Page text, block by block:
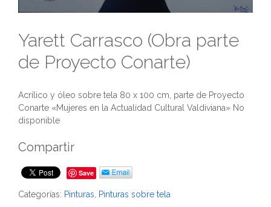
Yarett Carrasco (Obra parte
de Proyecto Conarte)
Acrílico y óleo sobre tela 80 x 100 cm, parte de Proyecto
Conarte «Mujeres en la Actualidad Cultural Valdiviana» No
disponible
Compartir
Save
Categorías: Pinturas Pinturas sobre tela